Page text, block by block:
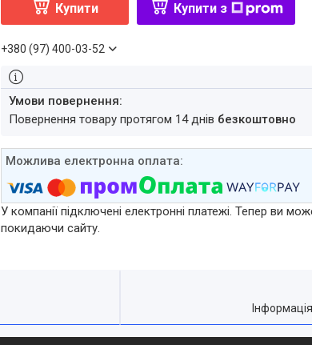
Купити Купити з
+380 (97) 400-03-52
повернення товару протягом 14 днів безкоштовно
У компанії підключені електронні платежі. Тепер ви
покидаючи сайту.